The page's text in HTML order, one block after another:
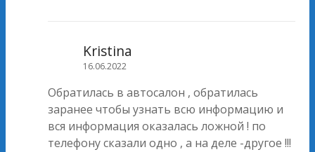
Kristina
16.06.2022
Обратилась в автосалон , обратилась
заранее чтобы узнать всю информацию и
вся информация оказалась ложной ! по
телефону сказали одно , а на деле -другое !!!